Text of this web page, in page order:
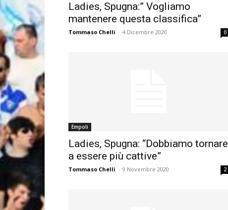
Ladies, Spugna:” Vogliamo
mantenere questa classifica”
Tommaso Chelli - 4 Dicembre 2020 0
Empoli
Ladies, Spugna: “Dobbiamo tornare
a essere più cattive”
Tommaso Chelli - 9 Novembre 2020 2